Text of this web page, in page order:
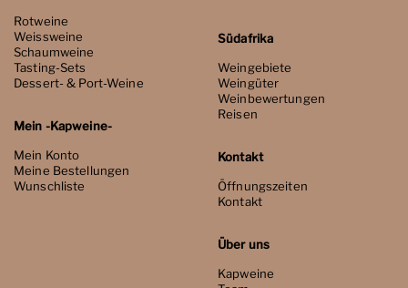
Rotweine
Weissweine
Schaumweine
Tasting-Sets
Dessert- & Port-Weine
Mein -Kapweine-
Mein Konto
Meine Bestellungen
Wunschliste
Südafrika
Weingebiete
Weingüter
Weinbewertungen
Reisen
Kontakt
Öffnungszeiten
Kontakt
Über uns
Kapweine